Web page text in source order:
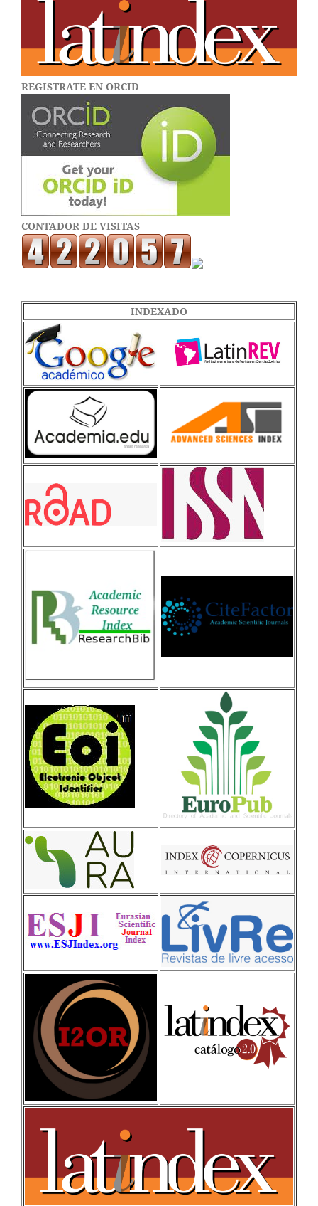
REGISTRATE EN ORCID
CONTADOR DE VISITAS
INDEXADO